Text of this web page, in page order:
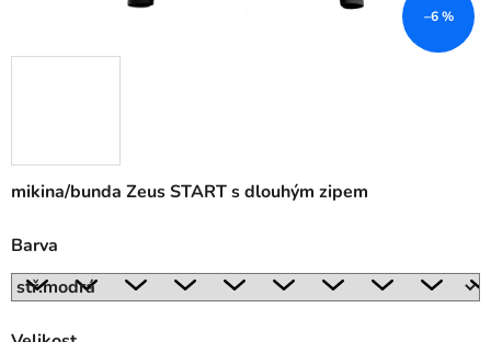
mikina/bunda Zeus START s dlouhým zipem
Barva
–6 %